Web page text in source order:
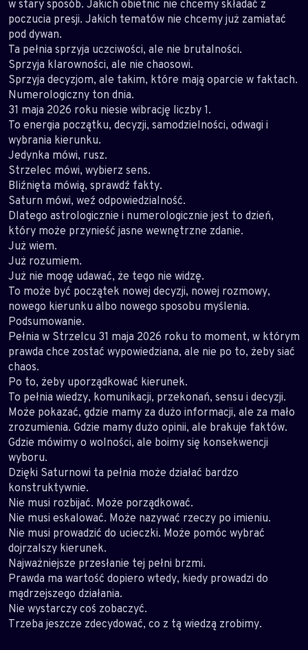
w stary sposób. Jakich obietnic nie chcemy składać z
poczucia presji. Jakich tematów nie chcemy już zamiatać
pod dywan.
Ta pełnia sprzyja uczciwości, ale nie brutalności.
Sprzyja klarowności, ale nie chaosowi.
Sprzyja decyzjom, ale takim, które mają oparcie w faktach.
Numerologiczny ton dnia.
31 maja 2026 roku niesie wibrację liczby 1.
To energia początku, decyzji, samodzielności, odwagi i
wybrania kierunku.
Jedynka mówi, rusz.
Strzelec mówi, wybierz sens.
Bliźnięta mówią, sprawdź fakty.
Saturn mówi, weź odpowiedzialność.
Dlatego astrologicznie i numerologicznie jest to dzień,
który może przynieść jasne wewnętrzne zdanie.
Już wiem.
Już rozumiem.
Już nie mogę udawać, że tego nie widzę.
To może być początek nowej decyzji, nowej rozmowy,
nowego kierunku albo nowego sposobu myślenia.
Podsumowanie.
Pełnia w Strzelcu 31 maja 2026 roku to moment, w którym
prawda chce zostać wypowiedziana, ale nie po to, żeby siać
chaos.
Po to, żeby uporządkować kierunek.
To pełnia wiedzy, komunikacji, przekonań, sensu i decyzji.
Może pokazać, gdzie mamy za dużo informacji, ale za mało
zrozumienia. Gdzie mamy dużo opinii, ale brakuje faktów.
Gdzie mówimy o wolności, ale boimy się konsekwencji
wyboru.
Dzięki Saturnowi ta pełnia może działać bardzo
konstruktywnie.
Nie musi rozbijać. Może porządkować.
Nie musi eskalować. Może nazywać rzeczy po imieniu.
Nie musi prowadzić do ucieczki. Może pomóc wybrać
dojrzalszy kierunek.
Najważniejsze przesłanie tej pełni brzmi.
Prawda ma wartość dopiero wtedy, kiedy prowadzi do
mądrzejszego działania.
Nie wystarczy coś zobaczyć.
Trzeba jeszcze zdecydować, co z tą wiedzą zrobimy.